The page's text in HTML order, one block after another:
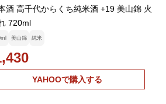
酒 高千代からくち純米酒 +19 美山錦 火
720ml
美山錦 純米
YAHOOで購入する